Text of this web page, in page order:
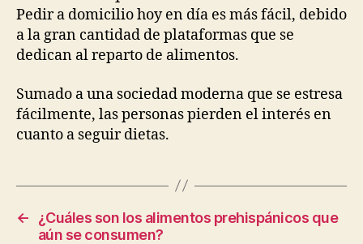
Pedir a domicilio hoy en día es más fácil, debido
a la gran cantidad de plataformas que se
dedican al reparto de alimentos.
Sumado a una sociedad moderna que se estresa
fácilmente, las personas pierden el interés en
cuanto a seguir dietas.
←
¿Cuáles son los alimentos prehispánicos que
aún se consumen?